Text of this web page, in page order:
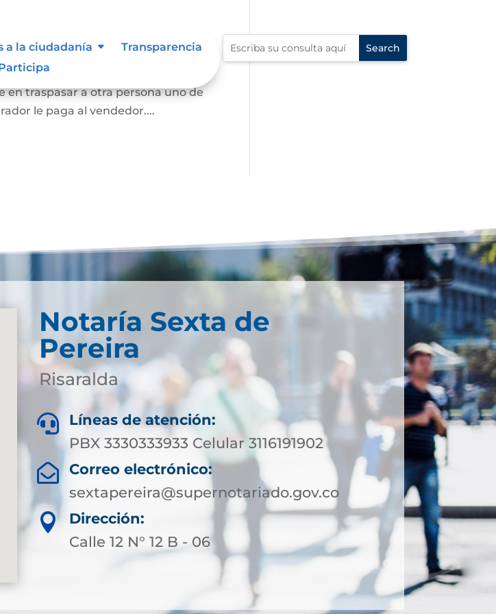
a la ciudadanía
Transparencia
de una casa, lote sin
en traspasar a otra persona uno de
le paga al vendedor....
Notaría Sexta de
Pereira
Risaralda

Líneas de atención:
PBX 3330333933 Celular 3116191902

Correo electrónico:
sextapereira@supernotariado.gov.co

Dirección:
Calle 12 N° 12 B - 06